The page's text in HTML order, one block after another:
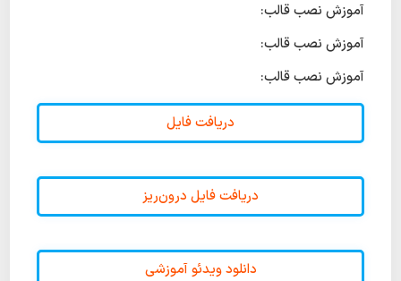
آموزش نصب قالب:
آموزش نصب قالب:
آموزش نصب قالب:
دریافت فایل
دریافت فایل درون‌ریز
دانلود ویدئو آموزشی